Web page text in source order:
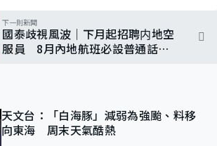
下一則新聞
國泰歧視風波｜下月起招聘内地空
服員 8月內地航班必設普通話廣
天文台：「白海豚」減弱為強颱、料移
向東海 周末天氣酷熱